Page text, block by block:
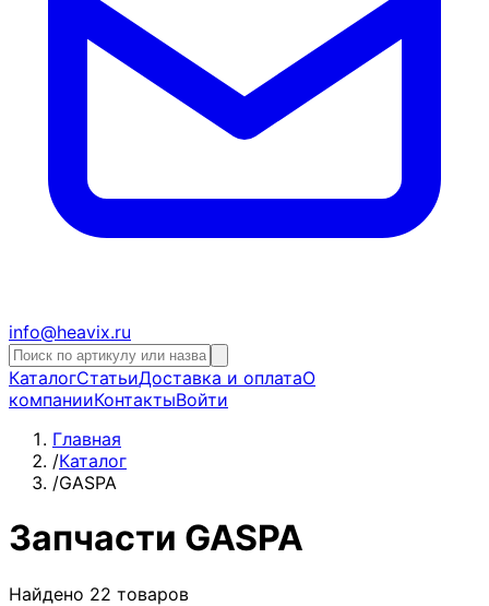
info@heavix.ru
КаталогСтатьиДоставка и оплатаО
компанииКонтактыВойти
Главная
/Каталог
/GASPA
Запчасти GASPA
Найдено 22 товаров